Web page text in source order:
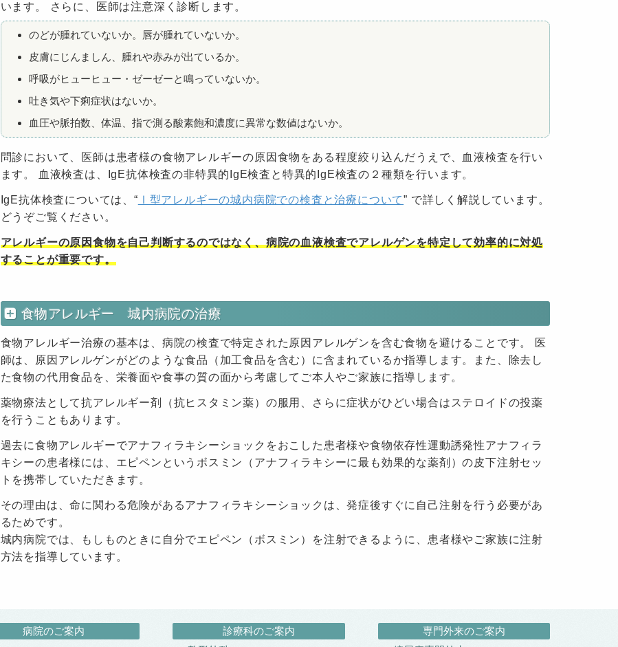
います。 さらに、医師は注意深く診断します。
のどが腫れていないか。唇が腫れていないか。
皮膚にじんましん、腫れや赤みが出ているか。
呼吸がヒューヒュー・ゼーゼーと鳴っていないか。
吐き気や下痢症状はないか。
血圧や脈拍数、体温、指で測る酸素飽和濃度に異常な数値はないか。
問診において、医師は患者様の食物アレルギーの原因食物をある程度絞り込んだうえで、血液検査を行い
ます。 血液検査は、IgE抗体検査の非特異的IgE検査と特異的IgE検査の２種類を行います。
IgE抗体検査については、“ Ⅰ型アレルギーの城内病院での検査と治療について” で詳しく解説しています。
どうぞご覧ください。
アレルギーの原因食物を自己判断するのではなく、病院の血液検査でアレルゲンを特定して効率的に対処
することが重要です。
食物アレルギー 城内病院の治療
食物アレルギー治療の基本は、病院の検査で特定された原因アレルゲンを含む食物を避けることです。 医
師は、原因アレルゲンがどのような食品（加工食品を含む）に含まれているか指導します。また、除去し
た食物の代用食品を、栄養面や食事の質の面から考慮してご本人やご家族に指導します。
薬物療法として抗アレルギー剤（抗ヒスタミン薬）の服用、さらに症状がひどい場合はステロイドの投薬
を行うこともあります。
過去に食物アレルギーでアナフィラキシーショックをおこした患者様や食物依存性運動誘発性アナフィラ
キシーの患者様には、エピペンというボスミン（アナフィラキシーに最も効果的な薬剤）の皮下注射セッ
トを携帯していただきます。
その理由は、命に関わる危険があるアナフィラキシーショックは、発症後すぐに自己注射を行う必要があ
るためです。
城内病院では、もしものときに自分でエピペン（ボスミン）を注射できるように、患者様やご家族に注射
方法を指導しています。
病院のご案内
診療科のご案内
専門外来のご案内